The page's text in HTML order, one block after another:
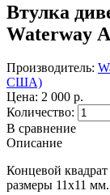
Втулка
Waterway
Производитель:
США)
Цена: 2 000 р.
Количество:
В сравнение
Описание
Концевой
размеры 11х11 мм.